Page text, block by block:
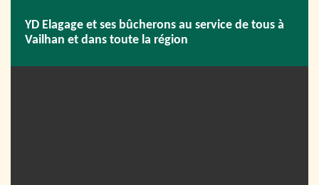
YD Elagage et ses bûcherons au service de tous à
Vailhan et dans toute la région